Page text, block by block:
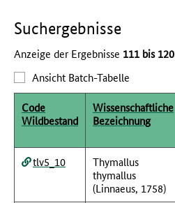
Such­ergebnisse
Anzeige der Ergebnisse 111 bis 120
Ansicht Batch-Tabelle
Code
Wildbestand
Wissenschaftliche
Bezeichnung
tlv5_10
Thymallus
thymallus
(Linnaeus, 1758)